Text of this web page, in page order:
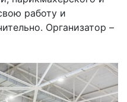
работу и
Организатор –